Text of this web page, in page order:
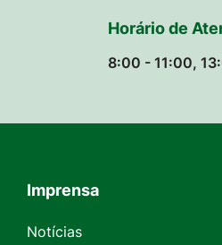
Horário de
8:00 - 11:00,
Seção do Rodapé e
Imprensa
Notícias